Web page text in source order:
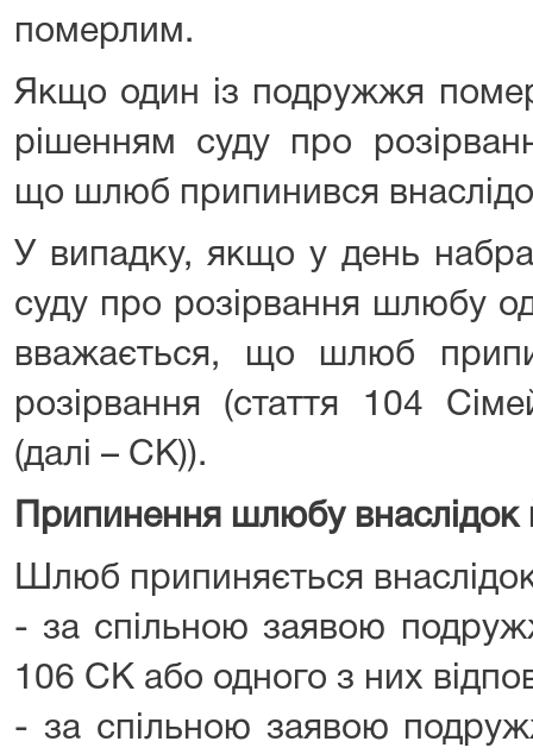
померлим.
Якщо один із подружжя
рішенням суду про
що шлюб припинився
У випадку, якщо у день
суду про розірвання шлюбу
вважається, що шлюб
розірвання (стаття 104
(далі – СК)).
Припинення шлюбу внаслідок
Шлюб припиняється
- за спільною заявою
106 СК або одного з них
- за спільною заявою